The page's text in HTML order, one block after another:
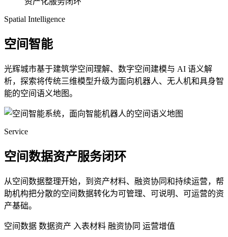
Spatial Intelligence
空间智能
光辉城市基于建筑学空间理解、数字空间建模与 AI 语义解
析，探索将传统三维模型升级为面向机器人、无人机和具身智
能的空间语义地图。
Service
空间数据资产服务闭环
从空间数据整理开始，到资产材料、融资协同和持续运营，帮
助机构把分散的空间数据转化为可管理、可说明、可运营的资
产基础。
空间数据 数据资产 入表材料 融资协同 运营增值